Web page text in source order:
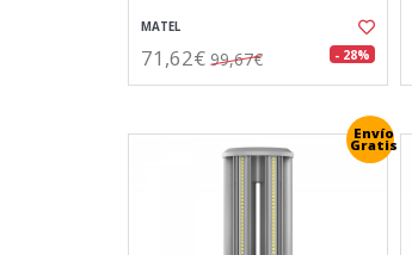
MATEL
71,62€ 99,67€ - 28%
Envío
Gratis